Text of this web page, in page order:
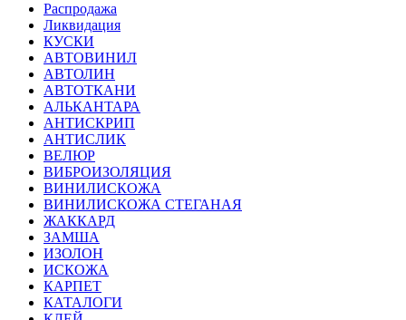
Распродажа
Ликвидация
КУСКИ
АВТОВИНИЛ
АВТОЛИН
АВТОТКАНИ
АЛЬКАНТАРА
АНТИСКРИП
АНТИСЛИК
ВЕЛЮР
ВИБРОИЗОЛЯЦИЯ
ВИНИЛИСКОЖА
ВИНИЛИСКОЖА СТЕГАНАЯ
ЖАККАРД
ЗАМША
ИЗОЛОН
ИСКОЖА
КАРПЕТ
КАТАЛОГИ